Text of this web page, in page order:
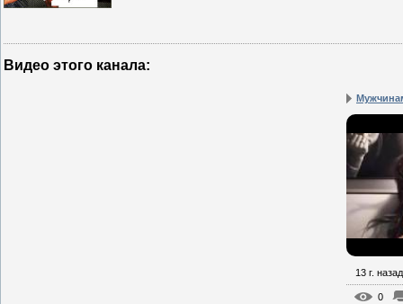
Видео этого канала:
13 г. назад
0